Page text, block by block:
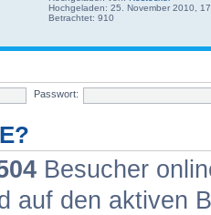
Hochgeladen: 25. November 2010,
Betrachtet: 910
Passwort:
Besucher
auf den aktiven